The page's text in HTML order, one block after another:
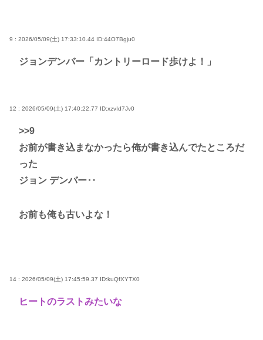
9 : 2026/05/09(土) 17:33:10.44 ID:44O7Bgju0
ジョンデンバー「カントリーロード歩けよ！」
12 : 2026/05/09(土) 17:40:22.77 ID:xzvId7Jv0
>>9
お前が書き込まなかったら俺が書き込んでたところだ
った
ジョン デンバー‥
お前も俺も古いよな！
14 : 2026/05/09(土) 17:45:59.37 ID:kuQfXYTX0
ヒートのラストみたいな